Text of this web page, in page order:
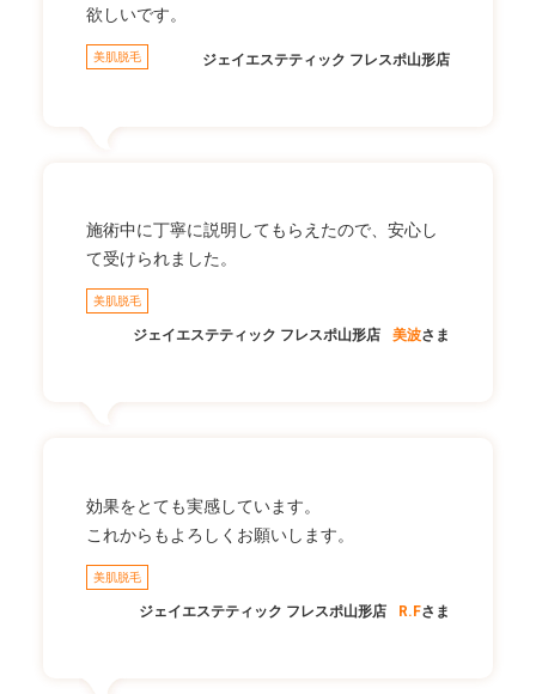
欲しいです。
美肌脱毛 ジェイエステティック フレスポ山形店
施術中に丁寧に説明してもらえたので、安心し
て受けられました。
美肌脱毛
ジェイエステティック フレスポ山形店 美波さま
効果をとても実感しています。
これからもよろしくお願いします。
美肌脱毛
ジェイエステティック フレスポ山形店 R.Fさま